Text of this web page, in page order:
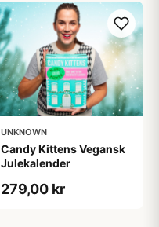
UNKNOWN
Candy Kittens Vegansk
Julekalender
279,00 kr